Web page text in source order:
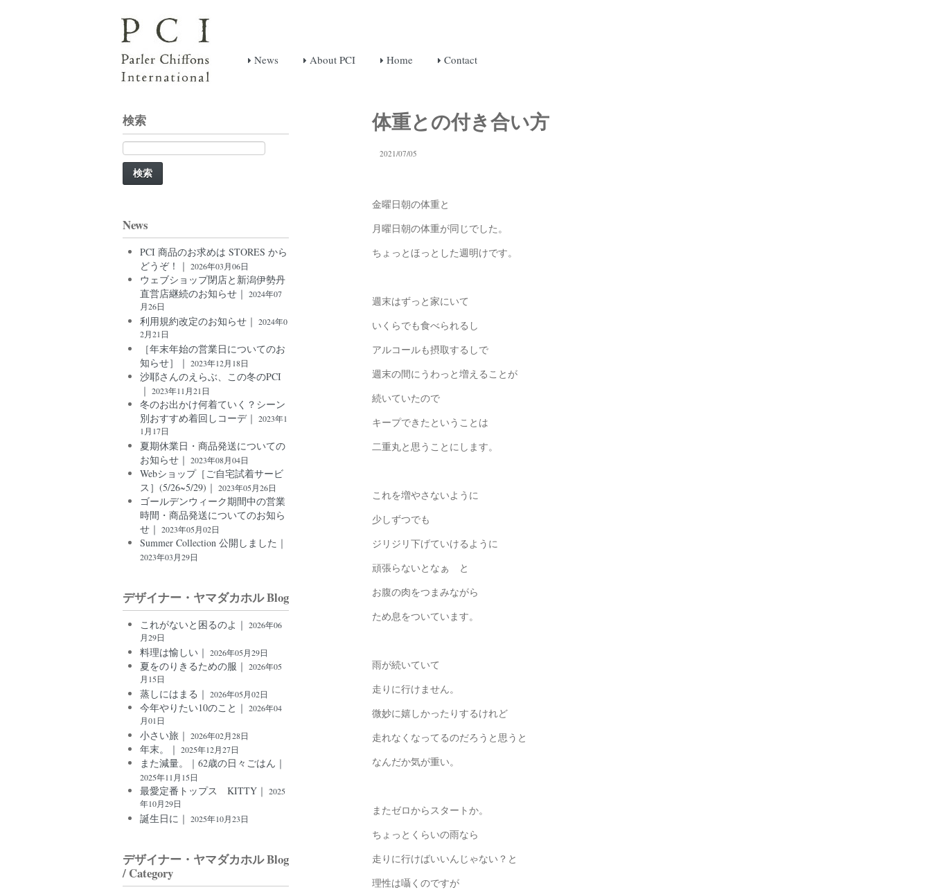
News About PCI Home Contact
体重との付き合い方
2021/07/05
金曜日朝の体重と
月曜日朝の体重が同じでした。
ちょっとほっとした週明けです。
週末はずっと家にいて
いくらでも食べられるし
アルコールも摂取するしで
週末の間にうわっと増えることが
続いていたので
キープできたということは
二重丸と思うことにします。
これを増やさないように
少しずつでも
ジリジリ下げていけるように
頑張らないとなぁ と
お腹の肉をつまみながら
ため息をついています。
雨が続いていて
走りに行けません。
微妙に嬉しかったりするけれど
走れなくなってるのだろうと思うと
なんだか気が重い。
またゼロからスタートか。
ちょっとくらいの雨なら
走りに行けばいいんじゃない？と
理性は囁くのですが
検索
検
索:
News
PCI 商品のお求めは STORES から
どうぞ！｜ 2026年03月06日
ウェブショップ閉店と新潟伊勢丹
直営店継続のお知らせ｜ 2024年07
月26日
利用規約改定のお知らせ｜ 2024年0
2月21日
［年末年始の営業日についてのお
知らせ］｜ 2023年12月18日
沙耶さんのえらぶ、この冬のPCI
｜ 2023年11月21日
冬のお出かけ何着ていく？シーン
別おすすめ着回しコーデ｜ 2023年1
1月17日
夏期休業日・商品発送についての
お知らせ｜ 2023年08月04日
Webショップ［ご自宅試着サービ
ス］(5/26~5/29)｜ 2023年05月26日
ゴールデンウィーク期間中の営業
時間・商品発送についてのお知ら
せ｜ 2023年05月02日
Summer Collection 公開しました｜
2023年03月29日
デザイナー・ヤマダカホル Blog
これがないと困るのよ｜ 2026年06
月29日
料理は愉しい｜ 2026年05月29日
夏をのりきるための服｜ 2026年05
月15日
蒸しにはまる｜ 2026年05月02日
今年やりたい10のこと｜ 2026年04
月01日
小さい旅｜ 2026年02月28日
年末。｜ 2025年12月27日
また減量。｜62歳の日々ごはん｜
2025年11月15日
最愛定番トップス KITTY｜ 2025
年10月29日
誕生日に｜ 2025年10月23日
デザイナー・ヤマダカホル Blog
/ Category